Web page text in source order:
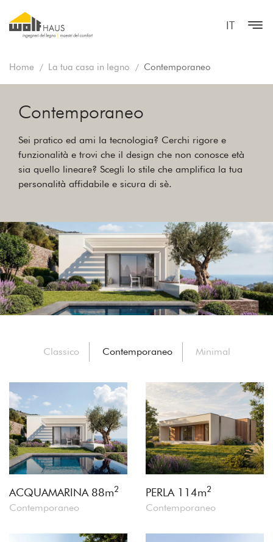
IT
Home La tua casa in legno Contemporaneo
Contemporaneo
Sei pratico ed ami la tecnologia? Cerchi rigore e
funzionalità e trovi che il design che non conosce età
sia quello lineare? Scegli lo stile che amplifica la tua
personalità affidabile e sicura di sè.
Classico Contemporaneo Minimal
ACQUAMARINA 88m2
Contemporaneo
PERLA 114m2
Contemporaneo